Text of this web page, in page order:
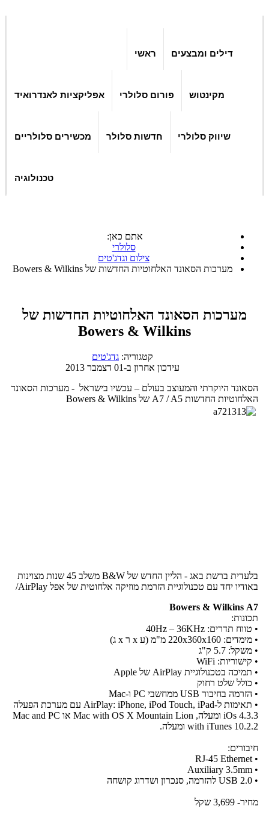
ראשי דילים ומבצעים
אפליקציות לאנדרואיד פורום סלולרי מקינטוש
מכשירים סלולריים חדשות סלולר שיווק סלולרי
טכנולוגיה
אתם כאן:
סלולרי
צילום וגדג'טים
מערכות הסאונד האלחוטיות החדשות של Bowers & Wilkins
מערכות הסאונד האלחוטיות החדשות של
Bowers & Wilkins
קטגוריה: גדג'טים
עידכון אחרון ב-01 דצמבר 2013
הסאונד היוקרתי והמעוצב בעולם – עכשיו בישראל - מערכות הסאונד
האלחוטיות החדשות A7 / A5 של Bowers & Wilkins
בלעדית ברשת באג - הליין החדש של B&W משלב 45 שנות מצוינות
באודיו יחד עם טכנולוגיית הזרמת מוזיקה אלחוטית של אפל AirPlay/
Bowers & Wilkins A7
תכונות:
• טווח תדרים: 40Hz – 36KHz
• מימדים: 220x360x160 מ"מ (ע x ר x ג)
• משקל: 5.7 ק"ג
• קישוריות: WiFi
• תמיכה בטכנולוגיית AirPlay של Apple
• כולל שלט רחוק
• הזרמה בחיבור USB ממחשבי PC ו-Mac
• תאימות ל-AirPlay: iPhone, iPod Touch, iPad עם מערכת הפעלה
iOs 4.3.3 ומעלה, Mac with OS X Mountain Lion או Mac and PC
with iTunes 10.2.2 ומעלה.
חיבורים:
• RJ-45 Ethernet
• Auxiliary 3.5mm
• USB 2.0 להזרמה, סנכרון ושדרוג קושחה
מחיר- 3,699 שקל